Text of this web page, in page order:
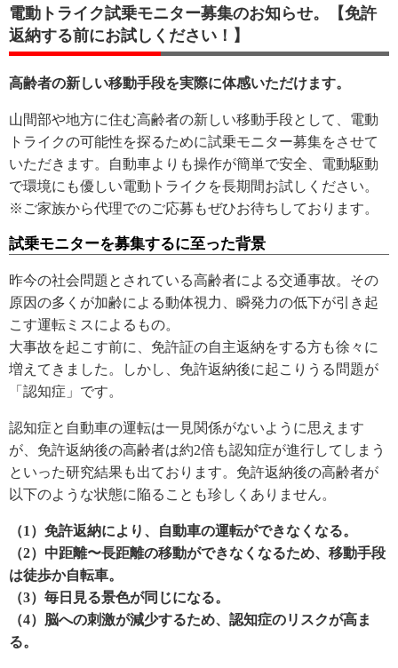
電動トライク試乗モニター募集のお知らせ。【免許
返納する前にお試しください！】
高齢者の新しい移動手段を実際に体感いただけます。
山間部や地方に住む高齢者の新しい移動手段として、電動
トライクの可能性を探るために試乗モニター募集をさせて
いただきます。自動車よりも操作が簡単で安全、電動駆動
で環境にも優しい電動トライクを長期間お試しください。
※ご家族から代理でのご応募もぜひお待ちしております。
試乗モニターを募集するに至った背景
昨今の社会問題とされている高齢者による交通事故。その
原因の多くが加齢による動体視力、瞬発力の低下が引き起
こす運転ミスによるもの。
大事故を起こす前に、免許証の自主返納をする方も徐々に
増えてきました。しかし、免許返納後に起こりうる問題が
「認知症」です。
認知症と自動車の運転は一見関係がないように思えます
が、免許返納後の高齢者は約2倍も認知症が進行してしまう
といった研究結果も出ております。免許返納後の高齢者が
以下のような状態に陥ることも珍しくありません。
（1）免許返納により、自動車の運転ができなくなる。
（2）中距離〜長距離の移動ができなくなるため、移動手段
は徒歩か自転車。
（3）毎日見る景色が同じになる。
（4）脳への刺激が減少するため、認知症のリスクが高ま
る。